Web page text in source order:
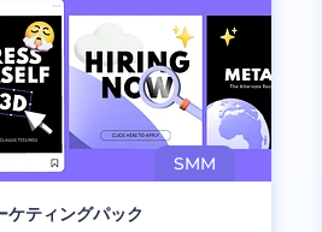
ケティングパック